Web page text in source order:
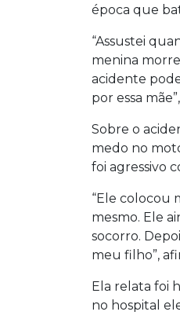
época que
“Assustei
menina
acidente
por essa
Sobre o
medo no
foi agressivo
“Ele colocou
mesmo. Ele
socorro.
meu filho”,
Ela relata foi
no hospital